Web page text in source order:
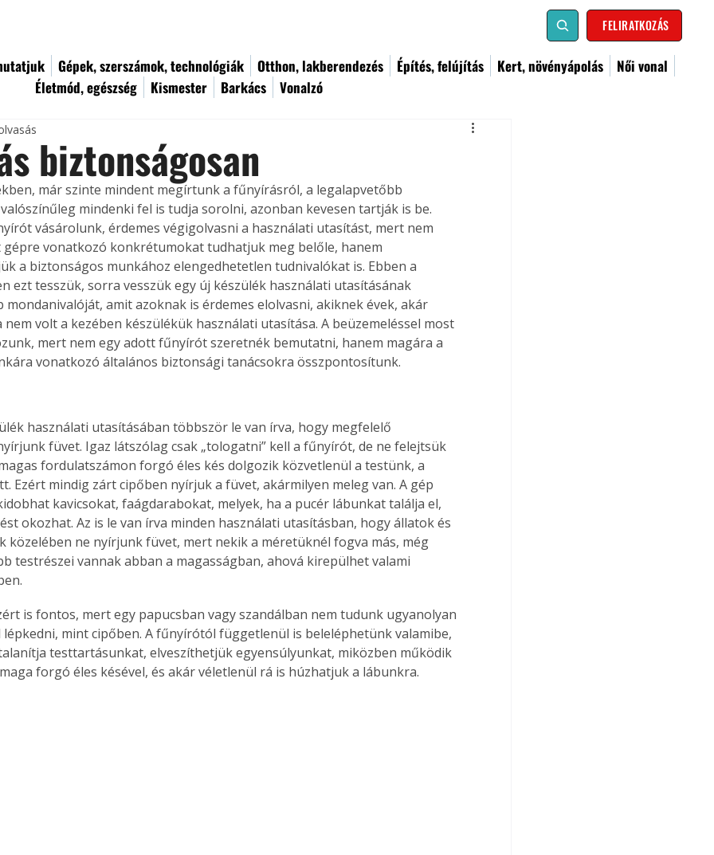
FELIRATKOZÁS
Gépek, szerszámok, technológiák Otthon, lakberendezés Építés, felújítás Kert, növényápolás
Női vonal
Életmód, egészség
Kismester Barkács Vonalzó
biztonságosan
már szinte mindent megírtunk a fűnyírásról, a legalapvetőbb
mindenki fel is tudja sorolni, azonban kevesen tartják is be.
vásárolunk, érdemes végigolvasni a használati utasítást, mert nem
gépre vonatkozó konkrétumokat tudhatjuk meg belőle, hanem
a biztonságos munkához elengedhetetlen tudnivalókat is. Ebben a
ezt tesszük, sorra vesszük egy új készülék használati utasításának
amit azoknak is érdemes elolvasni, akiknek évek, akár
nem volt a kezében készülékük használati utasítása. A beüzemeléssel most
mert nem egy adott fűnyírót szeretnék bemutatni, hanem magára a
vonatkozó általános biztonsági tanácsokra összpontosítunk.
használati utasításában többször le van írva, hogy megfelelő
füvet. Igaz látszólag csak „tologatni” kell a fűnyírót, de ne felejtsük
fordulatszámon forgó éles kés dolgozik közvetlenül a testünk, a
Ezért mindig zárt cipőben nyírjuk a füvet, akármilyen meleg van. A gép
kavicsokat, faágdarabokat, melyek, ha a pucér lábunkat találja el,
okozhat. Az is le van írva minden használati utasításban, hogy állatok és
közelében ne nyírjunk füvet, mert nekik a méretüknél fogva más, még
testrészei vannak abban a magasságban, ahová kirepülhet valami
is fontos, mert egy papucsban vagy szandálban nem tudunk ugyanolyan
mint cipőben. A fűnyírótól függetlenül is beleléphetünk valamibe,
testtartásunkat, elveszíthetjük egyensúlyunkat, miközben működik
forgó éles késével, és akár véletlenül rá is húzhatjuk a lábunkra.